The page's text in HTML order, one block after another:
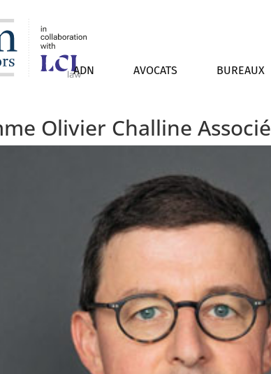
ADN AVOCATS BUREAUX
Olivier Challine Associé